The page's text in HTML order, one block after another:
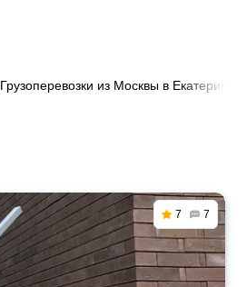
Грузоперевозки из Москвы в Екатеринбург
7 7